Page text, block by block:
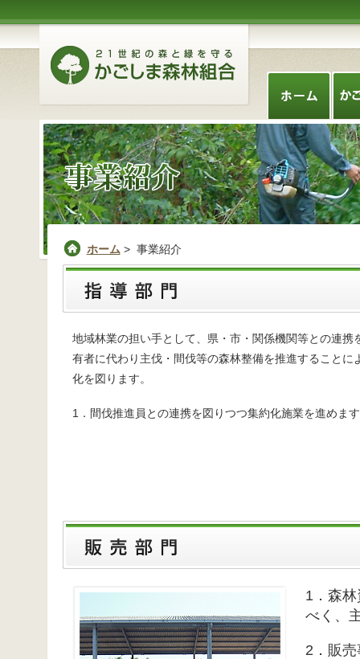
ホーム > 事業紹介
地域林業の担い手として、県・市・関係機関等との連携
有者に代わり主伐・間伐等の森林整備を推進することに
化を図ります。
1．間伐推進員との連携を図りつつ集約化施業を進めま
1．森
べく、
2．販